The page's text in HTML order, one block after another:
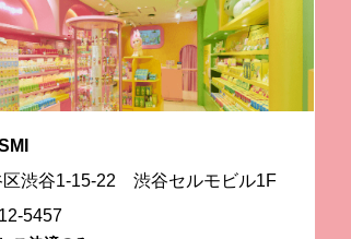
区渋谷1-15-22 渋谷セルモビル1F
5457